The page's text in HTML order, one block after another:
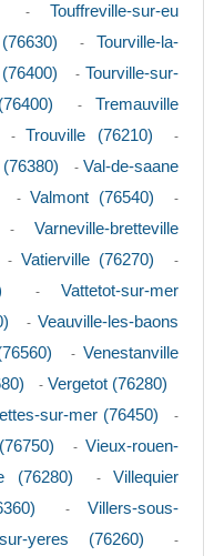
- Touffreville-sur-eu
- Tourville-la-
- Tourville-sur-
- Tremauville
- Trouville (76210) -
- Val-de-saane
- Valmont (76540) -
Varneville-bretteville
- Vatierville (76270) -
- Vattetot-sur-mer
- Veauville-les-baons
- Venestanville
- Vergetot (76280)
sur-mer (76450) -
- Vieux-rouen-
(76280) - Villequier
- Villers-sous-
yeres (76260) -